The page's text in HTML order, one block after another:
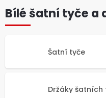
Bílé šatní tyče a
Šatní tyče
Držáky šatních